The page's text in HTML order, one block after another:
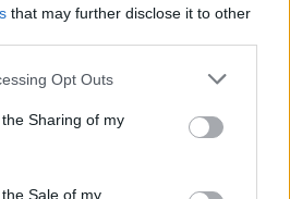
that may further disclose it to other
app uses one or more Google
usage behaviour. You may click to
Google and its third-party tags to
purposes in below Google
Opt Outs
Sharing of my
Sale of my
megélni, hogy
is jobb legyen a
miénk.
lépegetünk előre, vannak
megy, vannak,